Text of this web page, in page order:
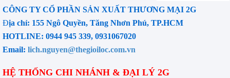
CÔNG TY CỔ PHẦN SẢN XUẤT THƯƠNG MẠI 2G
Địa chỉ: 155 Ngô Quyền, Tăng Nhơn Phú, TP.HCM
HOTLINE: 0944 945 339, 0931067020
Email: lich.nguyen@thegioiloc.com.vn
HỆ THỐNG CHI NHÁNH & ĐẠI LÝ 2G